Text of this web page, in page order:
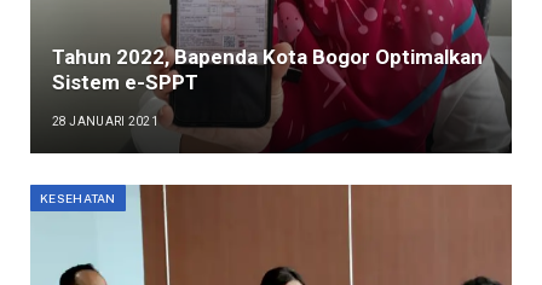
Tahun 2022, Bapenda Kota Bogor Optimalkan
Sistem e-SPPT
28 JANUARI 2021
KESEHATAN